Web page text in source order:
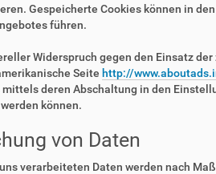
Gespeicherte Cookies können in
führen.
Widerspruch gegen den Einsatz
Seite http://
mittels deren Abschaltung in den
können.
von Daten
verarbeiteten Daten werden nach